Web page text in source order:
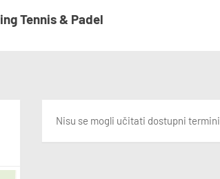
Tennis & Padel
Nisu se mogli učitati dostupni termini